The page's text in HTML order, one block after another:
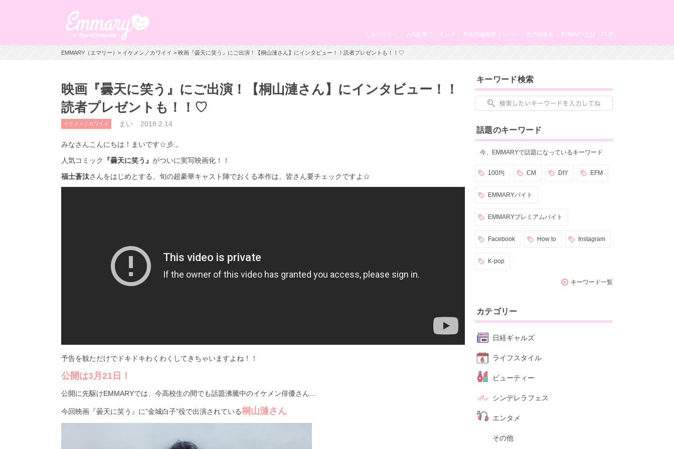
TOP
EMMARYとは
歴代編集長
JK&JD編集部メンバー
人気記事ランキング
カテゴリー
EMMARY（エマリー）>イケメン／カワイイ> 映画『曇天に笑う』にご出演！【桐山漣さん】にインタビュー！！読者プレゼントも！！♡
映画『曇天に笑う』にご出演！【桐山漣さん】にインタビュー！！
読者プレゼントも！！♡
イケメン／カワイイ まい 2018.2.14
みなさんこんにちは！まいです☆彡.。
人気コミック
『曇天に笑う』 がついに実写映画化！！
福士蒼汰さんをはじめとする、旬の超豪華キャスト陣でおくる本作は、皆さん要チェックですよ☆
予告を観ただけでドキドキわくわくしてきちゃいますよね！！
公開は3月21日！
公開に先駆けEMMARYでは、今高校生の間でも話題沸騰中のイケメン俳優さん…
今回映画『曇天に笑う』に”金城白子”役で出演されている桐山漣さん
キーワード検索
話題のキーワード
今、EMMARYで話題になっているキーワード
100均 CM DIY EFM
EMMARYバイト
EMMARYプレミアムバイト
Facebook How to Instagram
K-pop
キーワード一覧
カテゴリー
日経ギャルズ
ライフスタイル
ビューティー
シンデレラフェス
エンタメ
その他